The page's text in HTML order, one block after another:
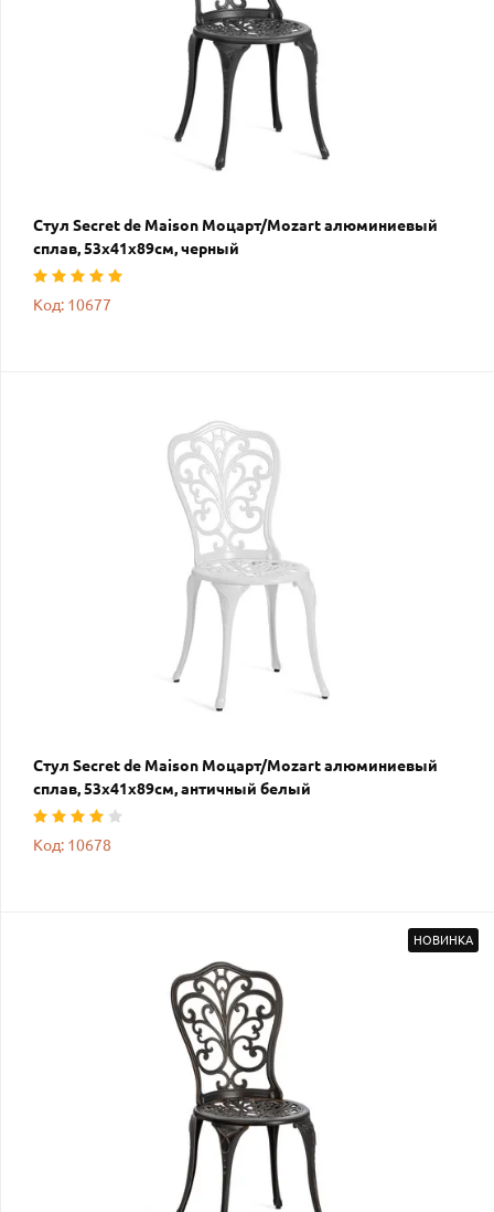
Стул Secret de Maison Моцарт/Mozart алюминиевый
сплав, 53х41х89см, черный
Код: 10677
Стул Secret de Maison Моцарт/Mozart алюминиевый
сплав, 53х41х89см, античный белый
Код: 10678
НОВИНКА